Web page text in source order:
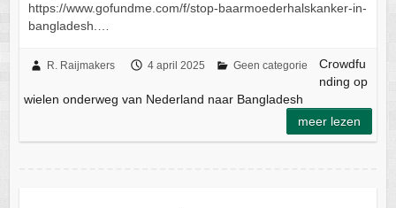
https://www.gofundme.com/f/stop-baarmoederhalskanker-in-
bangladesh.…
R. Raijmakers 4 april 2025 Geen categorie
Crowdfu
nding op
wielen onderweg van Nederland naar Bangladesh
meer lezen